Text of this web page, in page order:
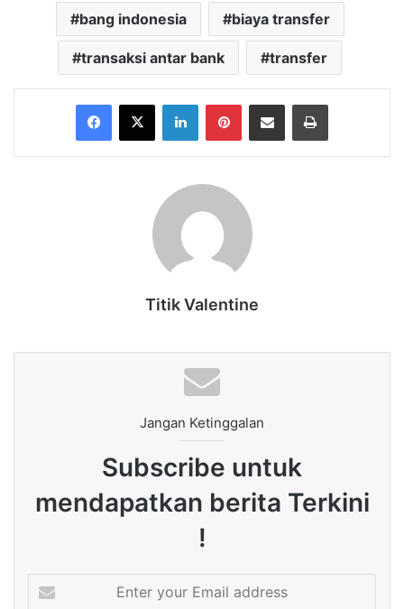
bang indonesia biaya transfer
transaksi antar bank transfer
Facebook
X LinkedInPinterestShare via Email Print
Titik Valentine
Jangan Ketinggalan
Subscribe untuk
mendapatkan berita Terkini
!
your